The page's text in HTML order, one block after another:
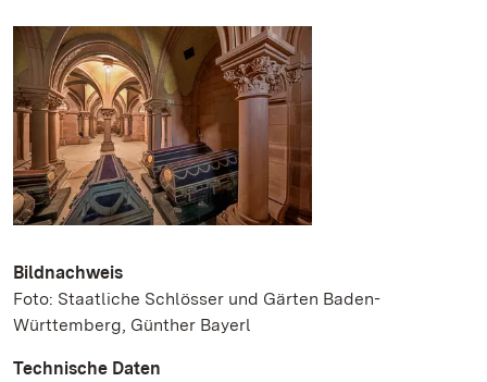
Bildnachweis
Foto: Staatliche Schlösser und Gärten Baden-
Württemberg, Günther Bayerl
Technische Daten